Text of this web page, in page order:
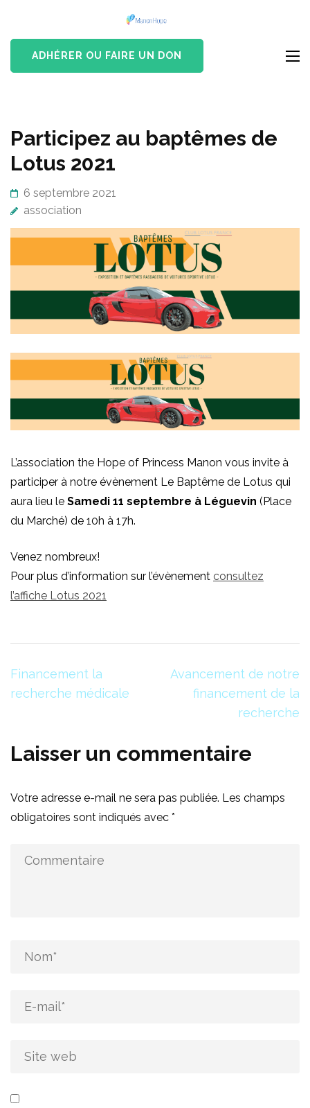
contenu
(Pressez
Of
Princesse
ADHÉRER OU FAIRE UN DON
Participez au baptêmes de
Lotus 2021
6 septembre 2021
association
L’association the Hope of Princess Manon vous invite à
participer à notre évènement Le Baptême de Lotus qui
aura lieu le Samedi 11 septembre à Léguevin (Place
du Marché) de 10h à 17h.
Venez nombreux!
Pour plus d’information sur l’évènement consultez
l’affiche Lotus 2021
Navigation
de
Financement la
recherche médicale
Avancement de notre
financement de la
recherche
Laisser un commentaire
Votre adresse e-mail ne sera pas publiée. Les champs
obligatoires sont indiqués avec *